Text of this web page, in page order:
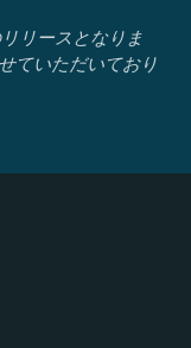
リースとなりま
ていただいており